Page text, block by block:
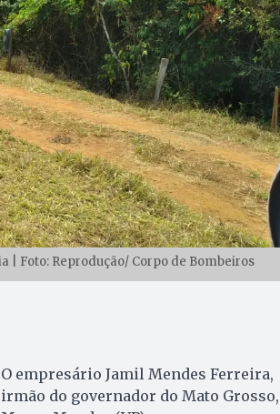
Foto: Reprodução/ Corpo de Bombeiros
O empresário Jamil Mendes Ferreira,
irmão do governador do Mato Grosso,